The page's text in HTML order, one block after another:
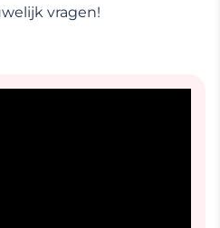
vragen!